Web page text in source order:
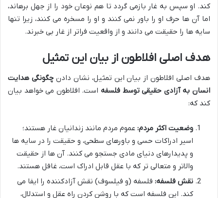
کند. او سپس به غار بازمی گردد تا هم نوعان خود را از جهل برهاند،
اما آن ها حرف او را باور نمی کنند و او را مسخره می کنند، زیرا تنها
سایه ها را حقیقت می دانند و از واقعیت فراتر از غار بی خبرند.
هدف اصلی افلاطون از بیان این تمثیل
هدف اصلی افلاطون از بیان این تمثیل، نشان دادنچگونگی هدایت
انسان به آزادی حقیقی توسط فلسفه است. افلاطون می خواهد بیان
کند که:
وضعیت اکثر مردم: عموم مردم مانند زندانیان غار هستند؛
اسیر ادراکات حسی و باورهای سطحی، و حقیقت را در سایه ها
و پدیدارهای دنیای مادی جستجو می کنند. آن ها از حقیقت
والاتر و متعالی تر که با عقل قابل ادراک است، غافل هستند.
نقش فلسفه: فلسفه (و فیلسوف) نقش آزادکننده را ایفا می
کند. این فلسفه است که با روشن کردن راه عقل و استدلال،